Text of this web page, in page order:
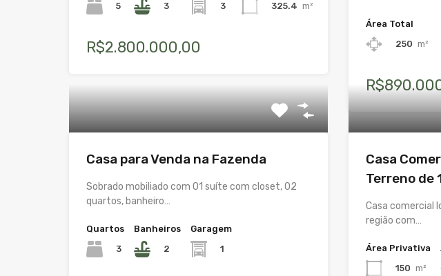
5
3
3
325.4 m²
R$2.800.000,00
Área Total
250 m²
Casa para Venda na Fazenda
Sobrado mobiliado com 01 suíte com closet, 02
quartos, banheiro…
Quartos
3
Banheiros
2
Garagem
1
Casa
Terreno de
Casa comercial
região com…
Área Privativa
150 m²